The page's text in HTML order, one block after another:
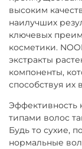
высоким
наилучших
ключевых
косметики.
экстракты
компоненты,
способствуя
Эффективность
типами волос
Будь то сухие,
нормальные